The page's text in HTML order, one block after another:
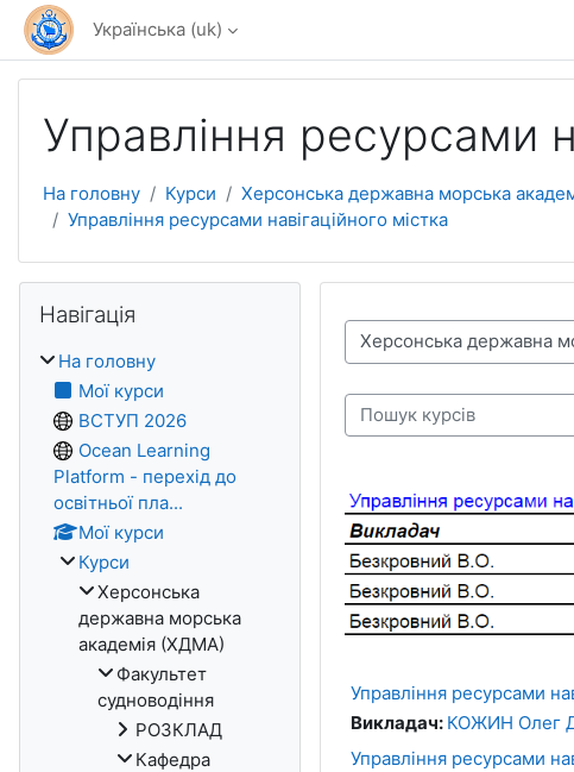
Перейти до головного вмісту
Українська ‎(uk)‎
Управління ресурсами
На головну Курси Херсонська державна морська
Управління ресурсами навігаційного містка
Категорії курсів
Пошук курсів
Управління ресурсами
Викладач: КОЖИН Олег
Управління ресурсами
Навігація
На головну
Мої курси
ВСТУП 2026
Ocean Learning
Platform - перехід до
освітньої пла...
Мої курси
Курси
Херсонська
державна морська
академія (ХДМА)
Факультет
судноводіння
РОЗКЛАД
Кафедра